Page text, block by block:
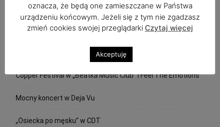
Ostatnie wpisy
Zaplanuj już dziś Bieg Tropem Wilczym
Copper Festival w „Beatka Music Club” i Feel The Emotions
Mocny koncert w Deja Vu
„Osiecka po męsku” w CDT
oznacza, że będą one zamieszczane w Państwa
urządzeniu końcowym. Jeżeli się z tym nie zgadzasz
zmień cookies swojej przeglądarki Czytaj więcej
Akceptuję